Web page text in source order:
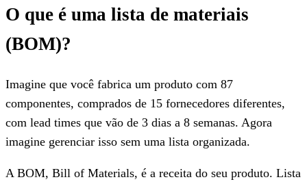
O que é uma lista de materiais
(BOM)?
Imagine que você fabrica um produto com 87
componentes, comprados de 15 fornecedores diferentes,
com lead times que vão de 3 dias a 8 semanas. Agora
imagine gerenciar isso sem uma lista organizada.
A BOM, Bill of Materials, é a receita do seu produto. Lista